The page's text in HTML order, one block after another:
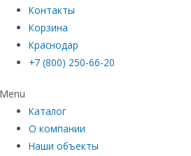
Контакты
Корзина
Краснодар
+7 (800) 250-66-20
Menu
Каталог
О компании
Наши объекты